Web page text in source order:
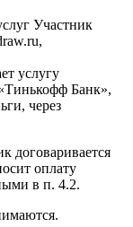
Участник
услугу
Банк»,
через
договаривается
оплату
в п. 4.2.